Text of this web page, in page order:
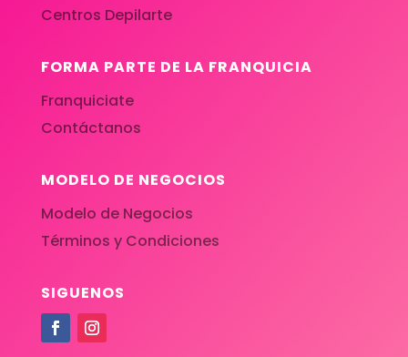
Centros Depilarte
FORMA PARTE DE LA FRANQUICIA
Franquiciate
Contáctanos
MODELO DE NEGOCIOS
Modelo de Negocios
Términos y Condiciones
SIGUENOS